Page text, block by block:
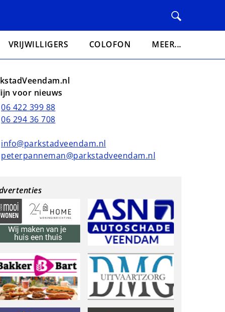
VRIJWILLIGERS COLOFON MEER...
voor nieuws
06 422 399 88
06 294 36 708
info@parkstadveendam.nl
peterpanneman@parkstadveendam.nl